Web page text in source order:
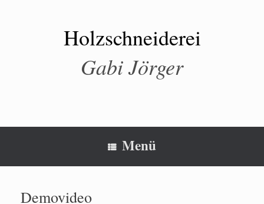
Holzschneiderei
Gabi Jörger
Menü
Demovideo